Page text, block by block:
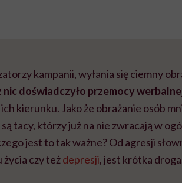
kampanii, wyłania się ciemny
nic doświadczyło przemocy
kierunku. Jako że obrażanie osób
tacy, którzy już na nie zwracają w
jest to tak ważne? Od agresji
czy teżdepresji, jest krótka